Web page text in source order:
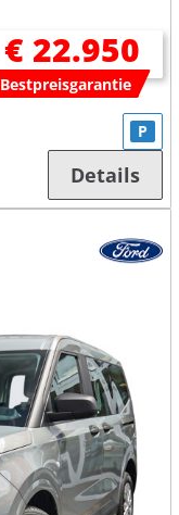
€ 22.950
Bestpreisgarantie
P
Details